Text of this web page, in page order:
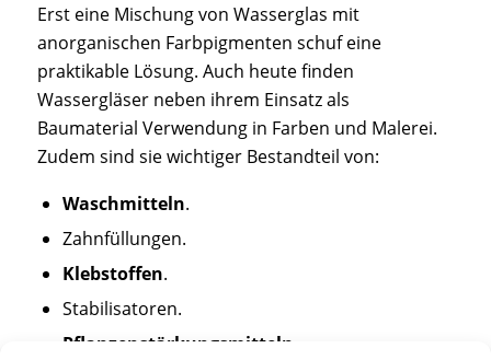
Erst eine Mischung von Wasserglas mit
anorganischen Farbpigmenten schuf eine
praktikable Lösung. Auch heute finden
Wassergläser neben ihrem Einsatz als
Baumaterial Verwendung in Farben und Malerei.
Zudem sind sie wichtiger Bestandteil von:
Waschmitteln.
Zahnfüllungen.
Klebstoffen.
Stabilisatoren.
Pflanzenstärkungsmitteln